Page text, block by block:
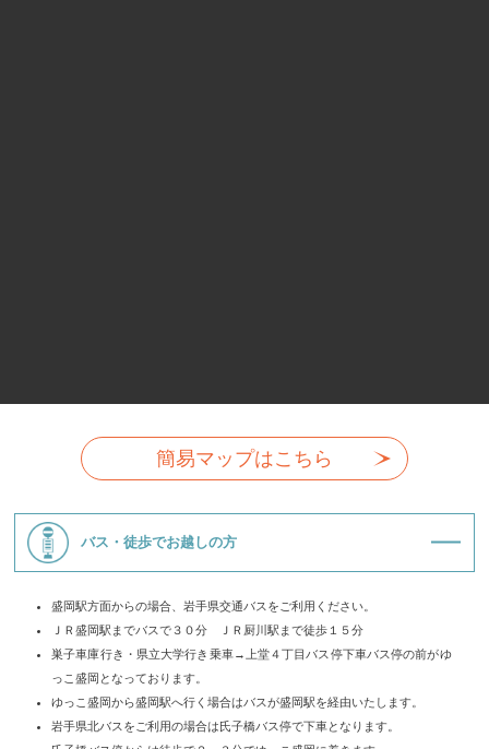
簡易マップはこちら
バス・徒歩でお越しの方
盛岡駅方面からの場合、岩手県交通バスをご利用ください。
ＪＲ盛岡駅までバスで３０分 ＪＲ厨川駅まで徒歩１５分
巣子車庫行き・県立大学行き乗車→上堂４丁目バス停下車バス停の前がゆ
っこ盛岡となっております。
ゆっこ盛岡から盛岡駅へ行く場合はバスが盛岡駅を経由いたします。
岩手県北バスをご利用の場合は氏子橋バス停で下車となります。